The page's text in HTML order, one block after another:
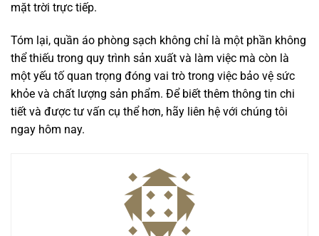
mặt trời trực tiếp.
Tóm lại, quần áo phòng sạch không chỉ là một phần không
thể thiếu trong quy trình sản xuất và làm việc mà còn là
một yếu tố quan trọng đóng vai trò trong việc bảo vệ sức
khỏe và chất lượng sản phẩm. Để biết thêm thông tin chi
tiết và được tư vấn cụ thể hơn, hãy liên hệ với chúng tôi
ngay hôm nay.